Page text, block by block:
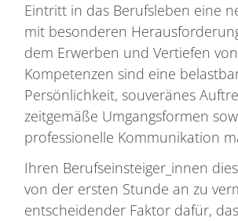
Eintritt in das Berufsleben eine
mit besonderen
dem Erwerben und Vertiefen
Kompetenzen sind eine
Persönlichkeit, souveränes
zeitgemäße Umgangsformen
professionelle Kommunikation
Ihren Berufseinsteiger_innen
von der ersten Stunde an zu
entscheidender Faktor dafür,